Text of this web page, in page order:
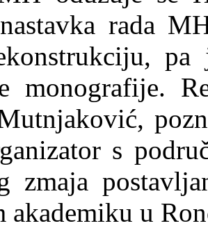
rada
monografije.
s
zmaja
akademiku u